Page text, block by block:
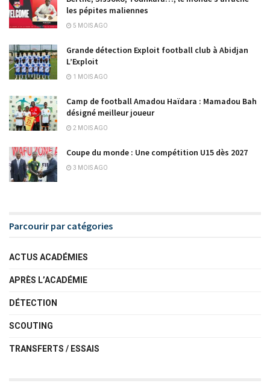
les pépites maliennes
5 MOIS AGO
Grande détection Exploit football club à Abidjan
L’Exploit
1 MOIS AGO
Camp de football Amadou Haïdara : Mamadou Bah
désigné meilleur joueur
2 MOIS AGO
Coupe du monde : Une compétition U15 dès 2027
3 MOIS AGO
Parcourir par catégories
ACTUS ACADÉMIES
APRÈS L’ACADÉMIE
DÉTECTION
SCOUTING
TRANSFERTS / ESSAIS